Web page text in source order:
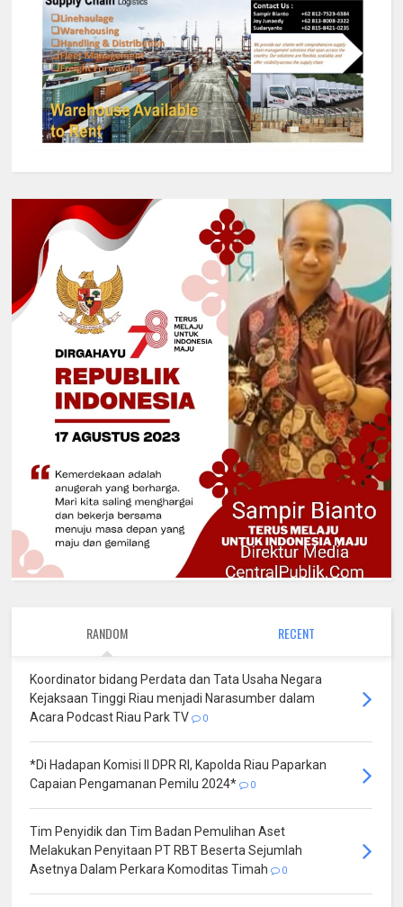
RANDOM RECENT
Koordinator bidang Perdata dan Tata Usaha Negara
Kejaksaan Tinggi Riau menjadi Narasumber dalam
Acara Podcast Riau Park TV
0
*Di Hadapan Komisi II DPR RI, Kapolda Riau Paparkan
Capaian Pengamanan Pemilu 2024*
0
Tim Penyidik dan Tim Badan Pemulihan Aset
Melakukan Penyitaan PT RBT Beserta Sejumlah
Asetnya Dalam Perkara Komoditas Timah
0